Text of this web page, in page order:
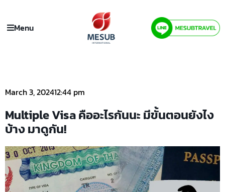
Menu
March 3, 202412:44 pm
Multiple Visa คืออะไรกันนะ มีขั้นตอนยังไง
บ้าง มาดูกัน!